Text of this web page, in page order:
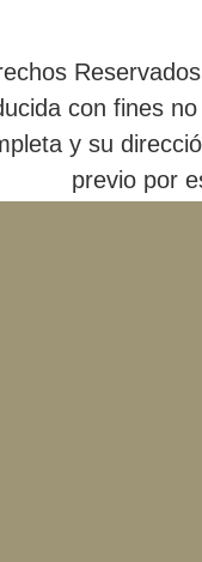
con fines
y su
previo por